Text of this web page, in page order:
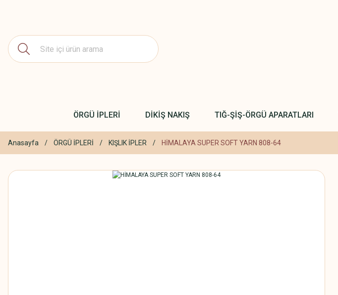
ÖRGÜ İPLERİ DİKİŞ NAKIŞ TIĞ-ŞİŞ-ÖRGÜ APARATLARI
Anasayfa ÖRGÜ İPLERİ KIŞLIK İPLER HİMALAYA SUPER SOFT YARN 808-64